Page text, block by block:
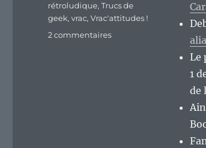
Le
1
de
rétroludique,Trucs de
geek,vrac,Vrac'attitudes !
2 commentairessur